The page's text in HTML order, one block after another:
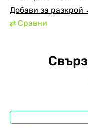
Добави за разкрой
⇄ Сравни